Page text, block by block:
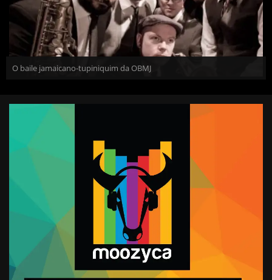
O baile jamaicano-tupiniquim da OBMJ